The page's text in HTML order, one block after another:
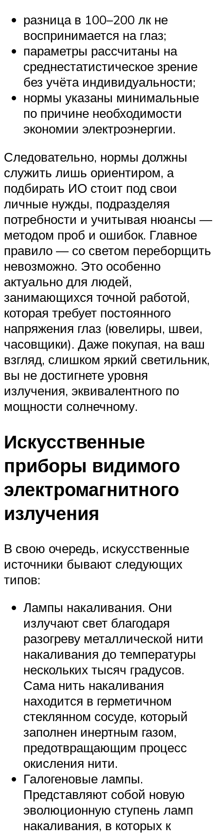
разница в 100–200 лк не
воспринимается на глаз;
параметры рассчитаны на
среднестатистическое зрение
без учёта индивидуальности;
нормы указаны минимальные
по причине необходимости
экономии электроэнергии.
Следовательно, нормы должны
служить лишь ориентиром, а
подбирать ИО стоит под свои
личные нужды, подразделяя
потребности и учитывая нюансы —
методом проб и ошибок. Главное
правило — со светом переборщить
невозможно. Это особенно
актуально для людей,
занимающихся точной работой,
которая требует постоянного
напряжения глаз (ювелиры, швеи,
часовщики). Даже покупая, на ваш
взгляд, слишком яркий светильник,
вы не достигнете уровня
излучения, эквивалентного по
мощности солнечному.
Искусственные
приборы видимого
электромагнитного
излучения
В свою очередь, искусственные
источники бывают следующих
типов:
Лампы накаливания. Они
излучают свет благодаря
разогреву металлической нити
накаливания до температуры
нескольких тысяч градусов.
Сама нить накаливания
находится в герметичном
стеклянном сосуде, который
заполнен инертным газом,
предотвращающим процесс
окисления нити.
Галогеновые лампы.
Представляют собой новую
эволюционную ступень ламп
накаливания, в которых к